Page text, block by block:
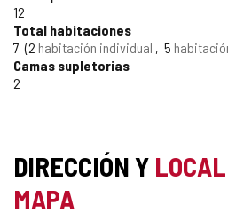
12
Total habitaciones
7 2 habitación individual 5
Camas supletorias
2
DIRECCIÓN Y
MAPA